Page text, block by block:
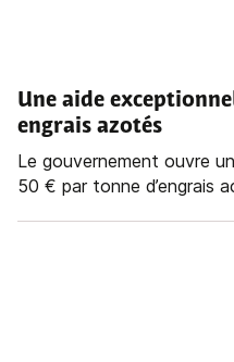
Une aide
engrais azotés
Le gouvernement ouvre
50 € par tonne d’engrais